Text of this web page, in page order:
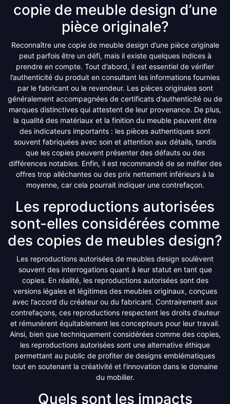
copie de meuble design d’une
pièce originale?
Reconnaître une copie de meuble design d’une pièce originale
peut parfois être un défi, mais il existe quelques indices à
prendre en compte. Tout d’abord, il est essentiel de vérifier
l’authenticité du produit en consultant les informations fournies
par le fabricant ou le revendeur. Les pièces originales sont
généralement accompagnées de certificats d’authenticité ou de
marques distinctives qui attestent de leur provenance. De plus,
la qualité des matériaux et la finition du meuble peuvent être
des indicateurs importants : les pièces authentiques sont
souvent fabriquées avec soin et attention aux détails, tandis
que les copies peuvent présenter des défauts ou des
différences notables. Enfin, il est recommandé de se méfier des
offres trop alléchantes ou des prix nettement inférieurs à la
moyenne, car cela pourrait indiquer une contrefaçon.
Les reproductions autorisées
sont-elles considérées comme
des copies de meubles design?
Les reproductions autorisées de meubles design soulèvent
souvent des interrogations quant à leur statut en tant que
copies. En réalité, les reproductions autorisées sont des
versions légales et légitimes des meubles originaux, conçues
avec l’accord du créateur ou du fabricant. Contrairement aux
contrefaçons, ces reproductions respectent les droits d’auteur
et rémunèrent équitablement les concepteurs pour leur travail.
Ainsi, bien que techniquement considérées comme des copies,
les reproductions autorisées sont une alternative éthique
permettant au public de profiter de designs emblématiques
tout en soutenant la créativité et l’innovation dans le domaine
du mobilier.
Quels sont les impacts